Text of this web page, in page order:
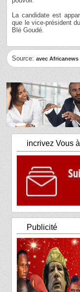
La candidate est
que le vice-président
Blé Goudé.
Source:avec Africanews
incrivez Vous
Publicité